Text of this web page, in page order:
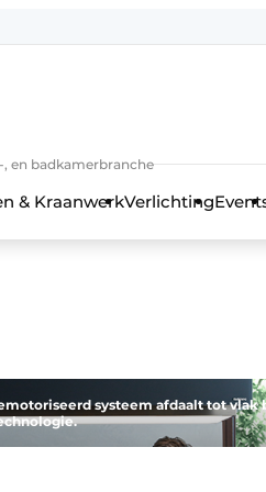
techniek in de keuken-,
en badkamerbranche
& KraanwerkVerlichting
systeem afdaalt tot